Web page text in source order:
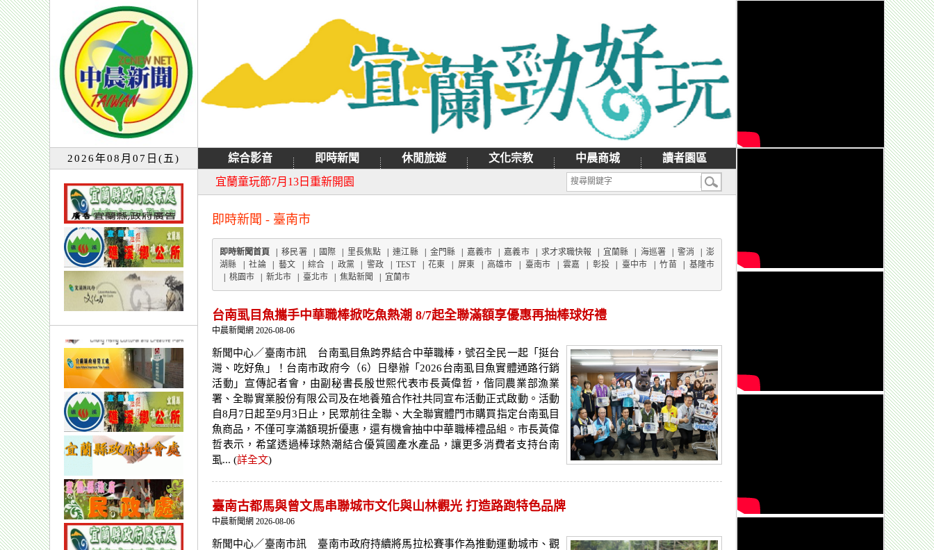
2026年08月07日(五) 綜合影音 即時新聞 休閒旅遊 文化宗教 中晨商城
讀者園區
宜蘭童玩節7月13日重新開園
大同音樂祭延期至8月9日禮拜天辦理
即時新聞 - 臺南市
即時新聞首頁 |移民署| 國際| 里長焦點 |連江縣| 金門縣|嘉義市 |嘉義市| 求才求職快報 宜蘭縣 海巡署| 警消 |澎
湖縣 |社論| 藝文 |綜合 政黨| 警政 |TEST |花東 屏東 高雄市 臺南市 |雲嘉 彰投| 臺中市 |竹苗
基隆市
桃園市 新北市 臺北市 焦點新聞 宜蘭市
台南虱目魚攜手中華職棒掀吃魚熱潮 8/7起全聯滿額享優惠再抽棒球好禮
中晨新聞網 2026-08-06
新聞中心／臺南市訊 台南虱目魚跨界結合中華職棒，號召全民一起「挺台
灣、吃好魚」！台南市政府今（6）日舉辦「2026台南虱目魚實體通路行銷
活動」宣傳記者會，由副秘書長殷世熙代表市長黃偉哲，偕同農業部漁業
署、全聯實業股份有限公司及在地養殖合作社共同宣布活動正式啟動。活動
自8月7日起至9月3日止，民眾前往全聯、大全聯實體門市購買指定台南虱目
魚商品，不僅可享滿額現折優惠，還有機會抽中中華職棒禮品組。市長黃偉
哲表示，希望透過棒球熱潮結合優質國產水產品，讓更多消費者支持台南
虱... (詳全文)
臺南古都馬與曾文馬串聯城市文化與山林觀光 打造路跑特色品牌
中晨新聞網 2026-08-06
新聞中心／臺南市訊 臺南市政府持續將馬拉松賽事作為推動運動城市、觀